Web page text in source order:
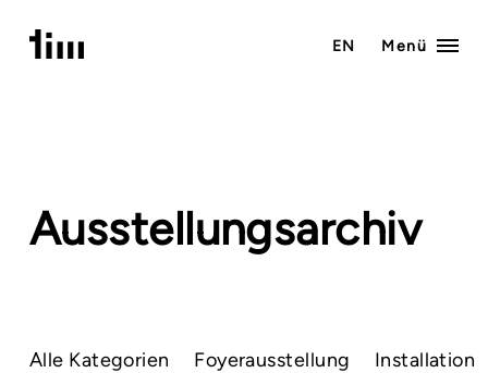
Inhalt
springen
EN Menü
Ausstellungsarchiv
Alle Kategorien Foyerausstellung Installation